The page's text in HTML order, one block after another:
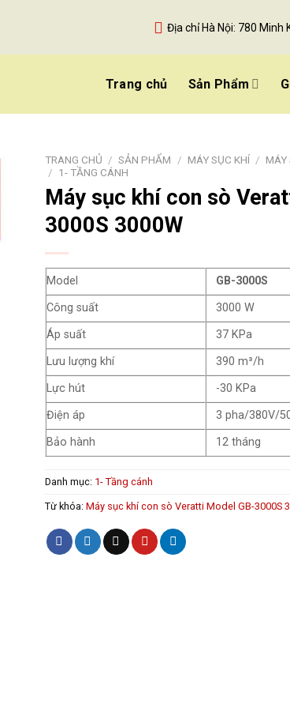
Địa chỉ Hà Nội: 780 Minh
Trang chủ Sản Phẩm
TRANG CHỦ / SẢN PHẨM / MÁY SỤC KHÍ / MÁY
/ 1- TẦNG CÁNH
Máy sục khí con sò
3000S 3000W
Model
GB-3000S
Công suất
3000 W
Áp suất
37 KPa
Lưu lượng khí
390 m³/h
Lực hút
-30 KPa
Điện áp
3 pha/380V/
Bảo hành
12 tháng
Danh mục: 1- Tầng cánh
Từ khóa:Máy sục khí con sò Veratti Model GB-3000S